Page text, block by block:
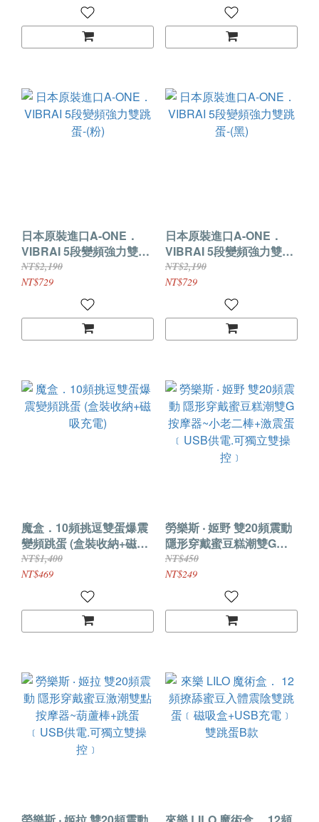
日本原裝進口A-ONE．
VIBRAI 5段變頻強力雙跳
蛋-(粉)
NT$2,190
NT$729
日本原裝進口A-ONE．
VIBRAI 5段變頻強力雙跳
蛋-(黑)
NT$2,190
NT$729
魔盒．10頻挑逗雙蛋爆震
變頻跳蛋 (盒裝收納+磁吸
充電)
NT$1,400
NT$469
勞樂斯 ‧ 姬野 雙20頻震動
隱形穿戴蜜豆糕潮雙G按
摩器~小老二棒+激震蛋
﹝USB供電.可獨立雙操
NT$450
NT$249